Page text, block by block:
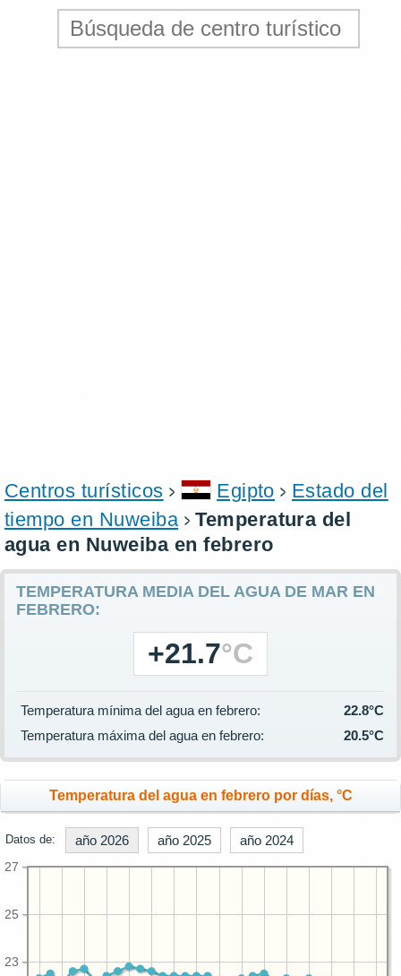
Centros turísticos Egipto
Estado del
tiempo en Nuweiba
Temperatura del
agua en Nuweiba en febrero
TEMPERATURA MEDIA DEL AGUA DE MAR EN
FEBRERO:
+21.7°C
Temperatura mínima del agua en febrero:
22.8°C
Temperatura máxima del agua en febrero:
20.5°C
Temperatura del agua en febrero por días, °C
Datos de: año 2026 año 2025 año 2024
23
25
27